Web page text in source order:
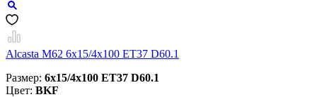
Alcasta M62 6x15/4x100 ET37 D60.1
Размер: 6x15/4x100 ET37 D60.1
Цвет: BKF